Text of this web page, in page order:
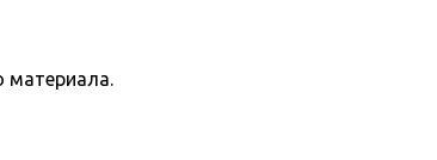
материала.